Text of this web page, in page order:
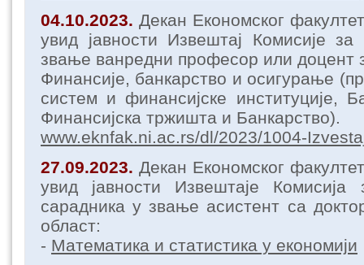
04.10.2023. Декан Економског
увид јавности Извештај Комисије
звање ванредни професор или доцент
Финансије, банкарство и осигурање
систем и финансијске институције,
Финансијска тржишта и Банкарство).
www.eknfak.ni.ac.rs/dl/2023/1004-
27.09.2023. Декан Економског
увид јавности Извештаје
сарадника у звање асистент са
област:
- Математика и статистика у економији